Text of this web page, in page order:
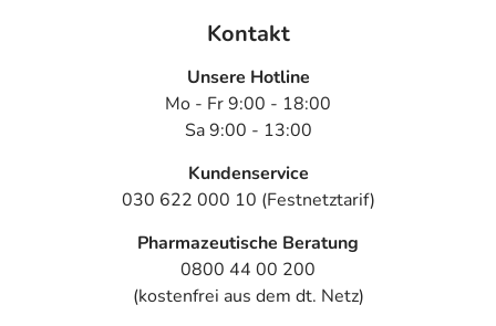
Fruit Extract, Bacopa Monnieri Leaf Extract, Emblica Offi
cinalis Fruit Extract, Potassium Sorbate, Citral*
* aus kontrolliert biologischem Anbau
Adresse des Anbieters/Herstellers
Himalaya's Dreams Trading GmbH
Am Kinsingwald 3
94121 Salzweg
Angaben gem. EU-Produktsicherheitsverordnung (GPSR)
Kontakt
Unsere Hotline
Mo - Fr 9:00 - 18:00
Sa 9:00 - 13:00
Kundenservice
030 622 000 10 (Festnetztarif)
Pharmazeutische Beratung
0800 44 00 200
(kostenfrei aus dem dt. Netz)